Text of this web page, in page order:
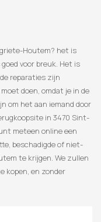
Houtem? het is
voor breuk. Het is
reparaties zijn
doen, omdat je in de
om het aan iemand door
in 3470 Sint-
meteen online een
beschadigde of niet-
te krijgen. We zullen
kopen, en zonder